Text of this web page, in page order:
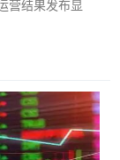
营结果发布显